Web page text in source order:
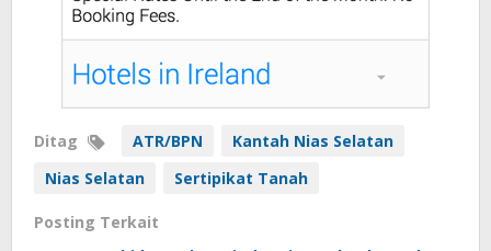
Ditag ATR/BPN
Kantah Nias Selatan
Nias Selatan
Sertipikat Tanah
Posting Terkait